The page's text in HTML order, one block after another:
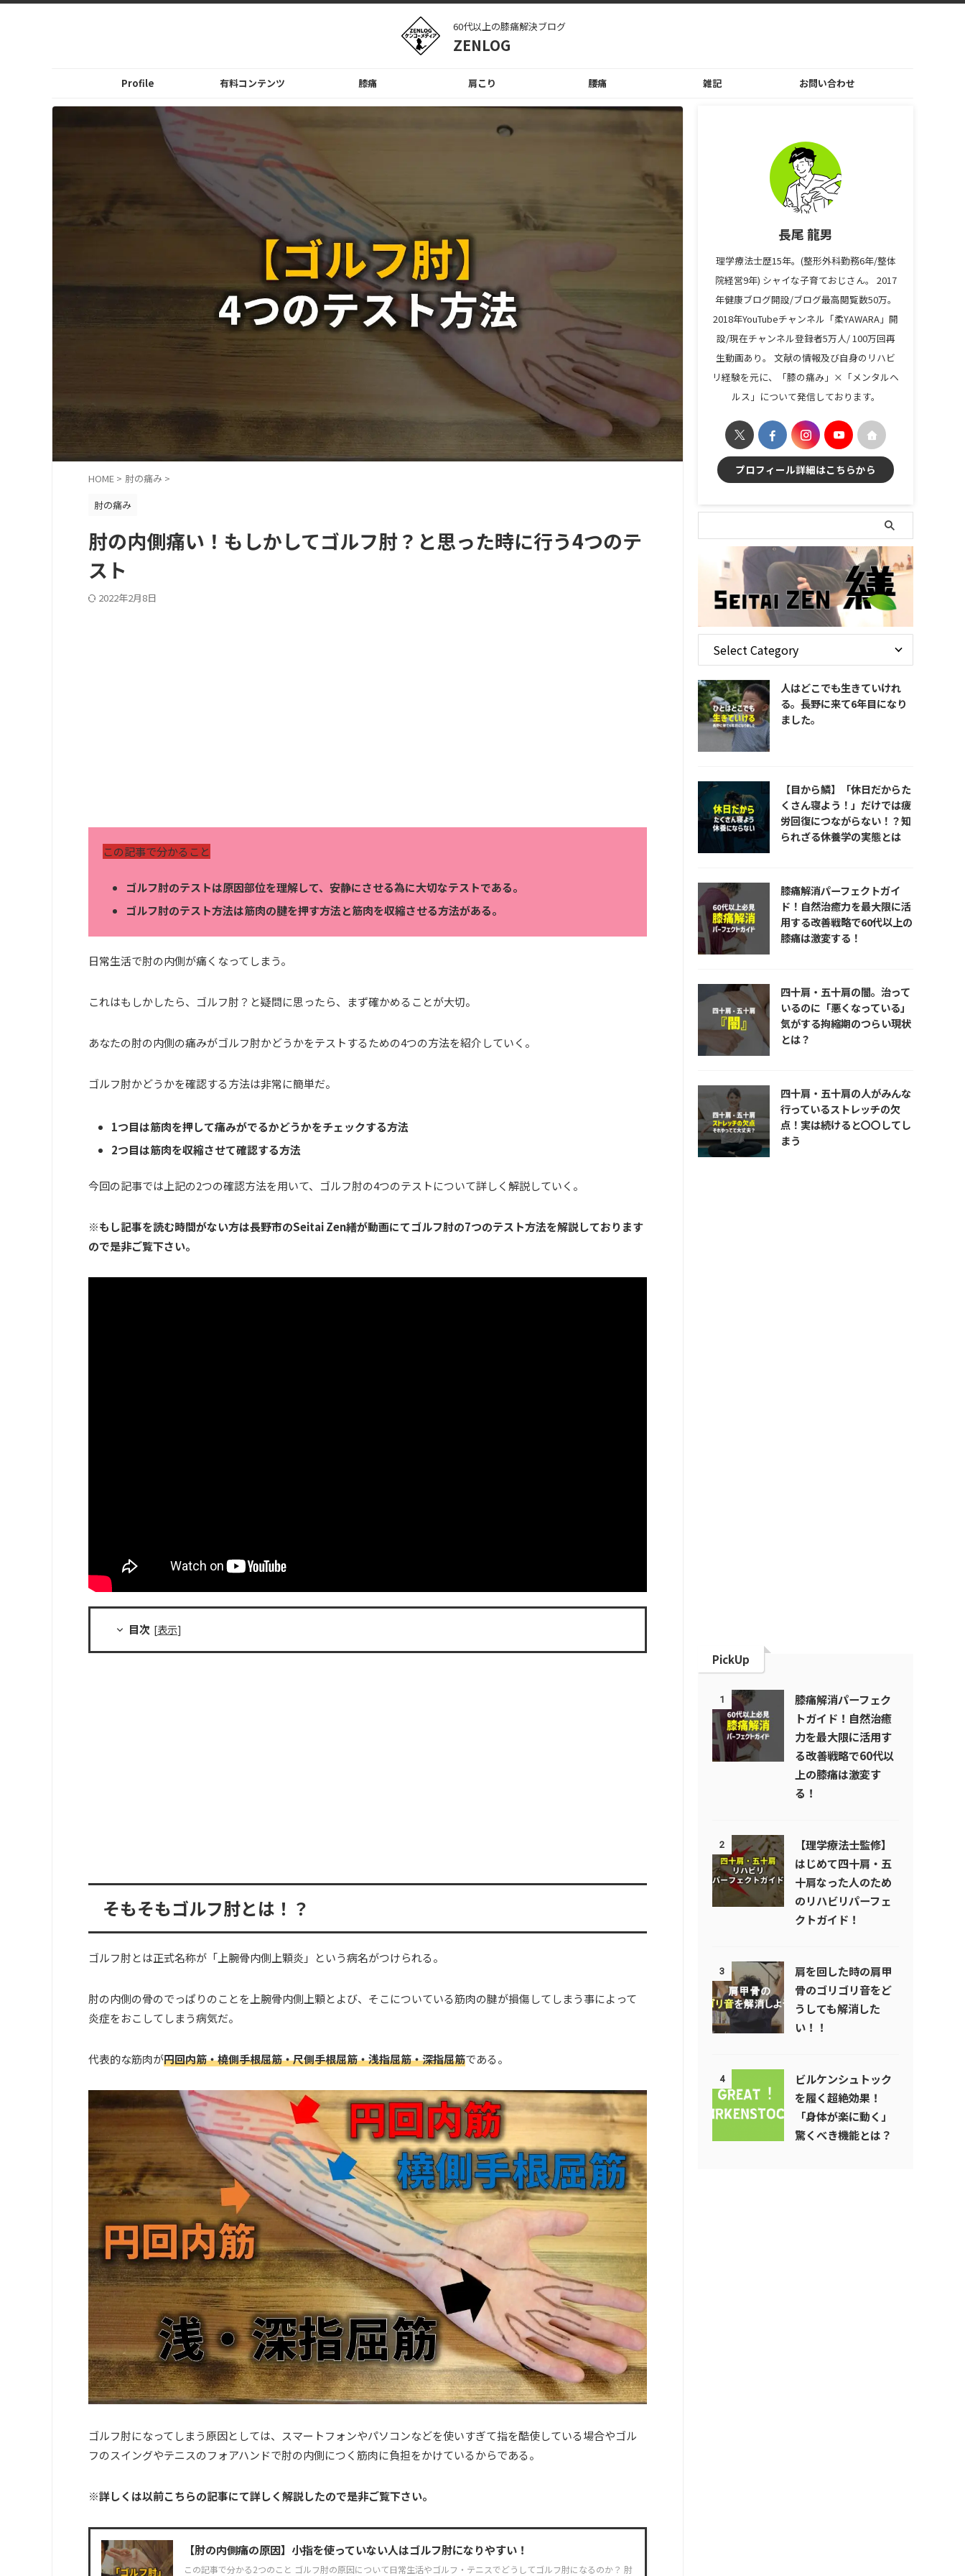
60代以上の膝痛解決ブログ
ZENLOG
Profile 有料コンテンツ 膝痛 肩こり 腰痛 雑記 お問い合わせ
HOME > 肘の痛み >
肘の痛み
肘の内側痛い！もしかしてゴルフ肘？と思った時に行う4つのテ
スト
2022年2月8日
この記事で分かること
ゴルフ肘のテストは原因部位を理解して、安静にさせる為に大切なテストである。
ゴルフ肘のテスト方法は筋肉の腱を押す方法と筋肉を収縮させる方法がある。
日常生活で肘の内側が痛くなってしまう。
これはもしかしたら、ゴルフ肘？と疑問に思ったら、まず確かめることが大切。
あなたの肘の内側の痛みがゴルフ肘かどうかをテストするための4つの方法を紹介していく。
ゴルフ肘かどうかを確認する方法は非常に簡単だ。
1つ目は筋肉を押して痛みがでるかどうかをチェックする方法
2つ目は筋肉を収縮させて確認する方法
今回の記事では上記の2つの確認方法を用いて、ゴルフ肘の4つのテストについて詳しく解説していく。
※もし記事を読む時間がない方は長野市のSeitai Zen繕が動画にてゴルフ肘の7つのテスト方法を解説しております
ので是非ご覧下さい。
目次 [表示]
そもそもゴルフ肘とは！？
ゴルフ肘とは正式名称が「上腕骨内側上顆炎」という病名がつけられる。
肘の内側の骨のでっぱりのことを上腕骨内側上顆とよび、そこについている筋肉の腱が損傷してしまう事によって
炎症をおこしてしまう病気だ。
代表的な筋肉が円回内筋・橈側手根屈筋・尺側手根屈筋・浅指屈筋・深指屈筋である。
ゴルフ肘になってしまう原因としては、スマートフォンやパソコンなどを使いすぎて指を酷使している場合やゴル
フのスイングやテニスのフォアハンドで肘の内側につく筋肉に負担をかけているからである。
※詳しくは以前こちらの記事にて詳しく解説したので是非ご覧下さい。
【肘の内側痛の原因】小指を使っていない人はゴルフ肘になりやすい！
この記事で分かる2つのこと ゴルフ肘の原因について日常生活やゴルフ・テニスでどうしてゴルフ肘になるのか？ 肘
長尾 龍男
理学療法士歴15年。(整形外科勤務6年/整体
院経営9年) シャイな子育ておじさん。 2017
年健康ブログ開設/ブログ最高閲覧数50万。
2018年YouTubeチャンネル「柔YAWARA」開
設/現在チャンネル登録者5万人/ 100万回再
生動画あり。 文献の情報及び自身のリハビ
リ経験を元に、「膝の痛み」×「メンタルヘ
ルス」について発信しております。
プロフィール詳細はこちらから
人はどこでも生きていけれ
る。長野に来て6年目になり
ました。
【目から鱗】「休日だからた
くさん寝よう！」だけでは疲
労回復につながらない！？知
られざる休養学の実態とは
膝痛解消パーフェクトガイ
ド！自然治癒力を最大限に活
用する改善戦略で60代以上の
膝痛は激変する！
四十肩・五十肩の闇。治って
いるのに「悪くなっている」
気がする拘縮期のつらい現状
とは？
四十肩・五十肩の人がみんな
行っているストレッチの欠
点！実は続けると〇〇してし
まう
PickUp
1
膝痛解消パーフェク
トガイド！自然治癒
力を最大限に活用す
る改善戦略で60代以
上の膝痛は激変す
る！
2
【理学療法士監修】
はじめて四十肩・五
十肩なった人のため
のリハビリパーフェ
クトガイド！
3
肩を回した時の肩甲
骨のゴリゴリ音をど
うしても解消した
い！！
4
ビルケンシュトック
を履く超絶効果！
「身体が楽に動く」
驚くべき機能とは？